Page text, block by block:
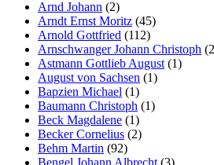
Arnd Johann (2)
Arndt Ernst Moritz (45)
Arnold Gottfried (112)
Arnschwanger Johann Christoph
Astmann Gottlieb August (1)
August von Sachsen (1)
Bapzien Michael (1)
Baumann Christoph (1)
Beck Magdalene (1)
Becker Cornelius (2)
Behm Martin (92)
Bengel Johann Albrecht (3)